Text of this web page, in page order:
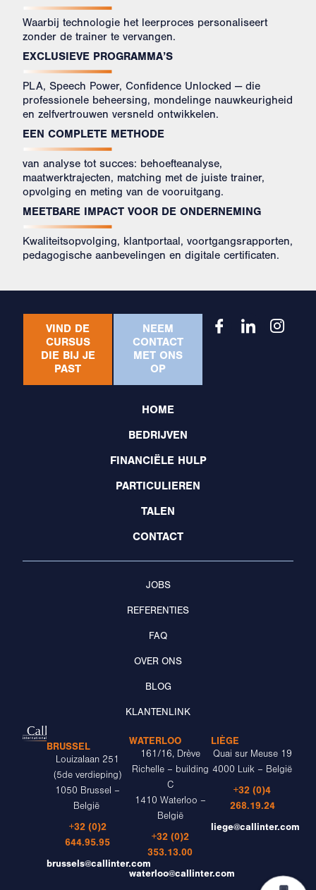
Waarbij technologie het leerproces personaliseert
zonder de trainer te vervangen.
EXCLUSIEVE PROGRAMMA’S
PLA, Speech Power, Confidence Unlocked — die
professionele beheersing, mondelinge nauwkeurigheid
en zelfvertrouwen versneld ontwikkelen.
EEN COMPLETE METHODE
van analyse tot succes: behoefteanalyse,
maatwerktrajecten, matching met de juiste trainer,
opvolging en meting van de vooruitgang.
MEETBARE IMPACT VOOR DE ONDERNEMING
Kwaliteitsopvolging, klantportaal, voortgangsrapporten,
pedagogische aanbevelingen en digitale certificaten.
HOME
BEDRIJVEN
FINANCIËLE HULP
PARTICULIEREN
TALEN
CONTACT
JOBS
REFERENTIES
FAQ
OVER ONS
BLOG
KLANTENLINK
VIND DE
CURSUS
DIE BIJ JE
PAST
NEEM
CONTACT
MET ONS
OP
BRUSSEL
Louizalaan 251
(5de verdieping)
1050 Brussel –
België
+32 (0)2
644.95.95
brussels@callinter.com
WATERLOO
161/16, Drève
Richelle – building
C
1410 Waterloo –
België
+32 (0)2
353.13.00
waterloo@callinter.com
LIÈGE
Quai sur Meuse 19
4000 Luik – België
+32 (0)4
268.19.24
liege@callinter.com